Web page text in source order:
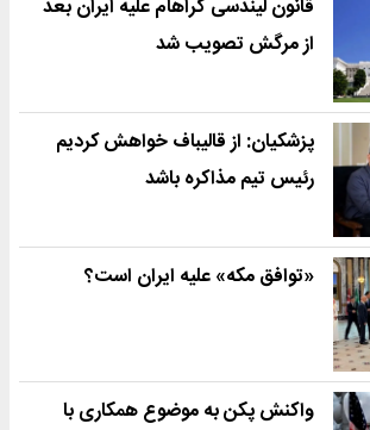
قانون لیندسی گراهام علیه ایران بعد
از مرگش تصویب شد
پزشکیان: از قالیباف خواهش کردیم
رئیس تیم مذاکره باشد
«توافق مکه» علیه ایران است؟
واکنش پکن به موضوع همکاری با